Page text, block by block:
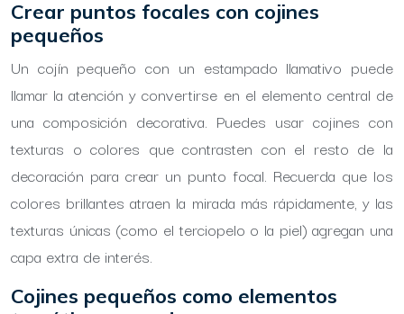
Crear puntos focales con cojines
pequeños
Un cojín pequeño con un estampado llamativo puede
llamar la atención y convertirse en el elemento central de
una composición decorativa. Puedes usar cojines con
texturas o colores que contrasten con el resto de la
decoración para crear un punto focal. Recuerda que los
colores brillantes atraen la mirada más rápidamente, y las
texturas únicas (como el terciopelo o la piel) agregan una
capa extra de interés.
Cojines pequeños como elementos